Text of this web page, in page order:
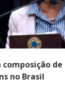
composição
no Brasil